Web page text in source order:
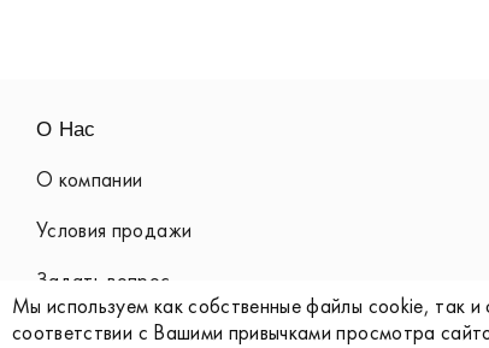
Мы используем как собственные файлы cookie, так
соответствии с Вашими привычками просмотра
О Нас
О компании
Условия продажи
Задать вопрос
Контакты